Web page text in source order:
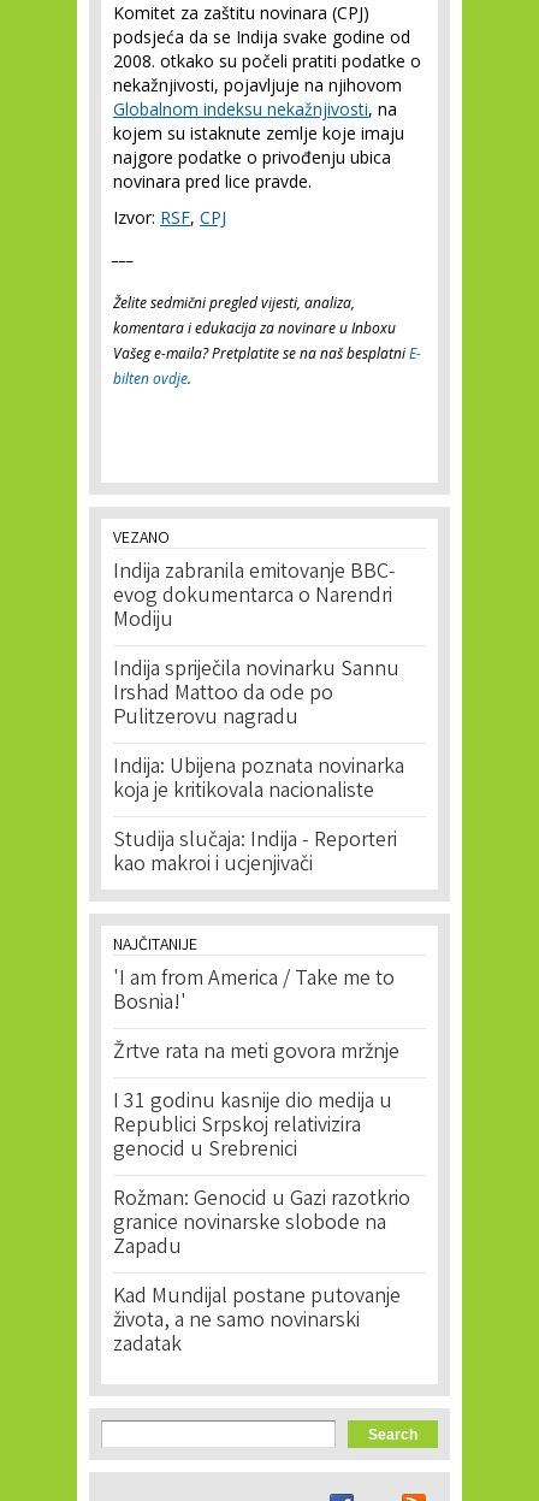
Komitet za zaštitu novinara (CPJ)
podsjeća da se Indija svake godine od
2008. otkako su počeli pratiti podatke o
nekažnjivosti, pojavljuje na njihovom
Globalnom indeksu nekažnjivosti, na
kojem su istaknute zemlje koje imaju
najgore podatke o privođenju ubica
novinara pred lice pravde.
Izvor: RSF, CPJ
Želite sedmični pregled vijesti, analiza,
komentara i edukacija za novinare u Inboxu
Vašeg e-maila? Pretplatite se na naš besplatniE-
bilten ovdje.
VEZANO
Indija zabranila emitovanje BBC-
evog dokumentarca o Narendri
Modiju
Indija spriječila novinarku Sannu
Irshad Mattoo da ode po
Pulitzerovu nagradu
Indija: Ubijena poznata novinarka
koja je kritikovala nacionaliste
Studija slučaja: Indija - Reporteri
kao makroi i ucjenjivači
NAJČITANIJE
'I am from America / Take me to
Bosnia!'
Žrtve rata na meti govora mržnje
I 31 godinu kasnije dio medija u
Republici Srpskoj relativizira
genocid u Srebrenici
Rožman: Genocid u Gazi razotkrio
granice novinarske slobode na
Zapadu
Kad Mundijal postane putovanje
života, a ne samo novinarski
zadatak
Search form
Search